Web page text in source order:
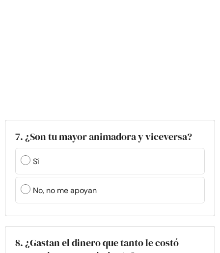
7. ¿Son tu mayor animadora y viceversa?
Sí
No, no me apoyan
8. ¿Gastan el dinero que tanto le costó